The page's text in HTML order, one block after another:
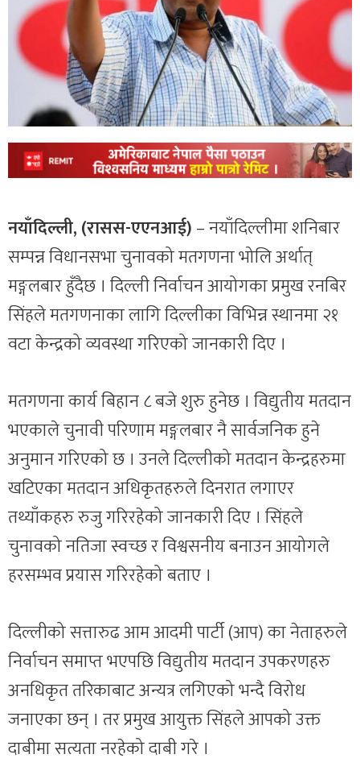
नयाँदिल्ली, (रासस-एएनआई)– नयाँदिल्लीमा शनिबार
सम्पन्न विधानसभा चुनावको मतगणना भोलि अर्थात्
मङ्गलबार हुँदैछ । दिल्ली निर्वाचन आयोगका प्रमुख रनबिर
सिंहले मतगणनाका लागि दिल्लीका विभिन्न स्थानमा २१
वटा केन्द्रको व्यवस्था गरिएको जानकारी दिए ।
मतगणना कार्य बिहान ८ बजे शुरु हुनेछ । विद्युतीय मतदान
भएकाले चुनावी परिणाम मङ्गलबार नै सार्वजनिक हुने
अनुमान गरिएको छ । उनले दिल्लीको मतदान केन्द्रहरुमा
खटिएका मतदान अधिकृतहरुले दिनरात लगाएर
तथ्याँकहरु रुजु गरिरहेको जानकारी दिए । सिंहले
चुनावको नतिजा स्वच्छ र विश्वसनीय बनाउन आयोगले
हरसम्भव प्रयास गरिरहेको बताए ।
दिल्लीको सत्तारुढ आम आदमी पार्टी (आप) का नेताहरुले
निर्वाचन समाप्त भएपछि विद्युतीय मतदान उपकरणहरु
अनधिकृत तरिकाबाट अन्यत्र लगिएको भन्दै विरोध
जनाएका छन् । तर प्रमुख आयुक्त सिंहले आपको उक्त
दाबीमा सत्यता नरहेको दाबी गरे ।